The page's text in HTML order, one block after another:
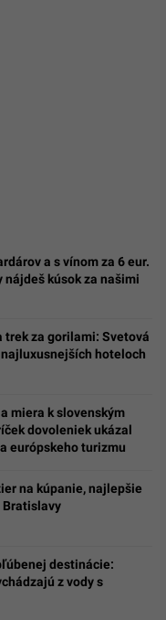
a s vínom za 6 eur.
nájdeš kúsok za našimi
trek za gorilami: Svetová
hoteloch
miera k slovenským
dovoleniek ukázal
európskeho turizmu
na kúpanie, najlepšie
Bratislavy
destinácie:
z vody s